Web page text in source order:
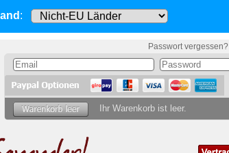
:
Passwort vergessen?
Ihr Warenkorb ist leer.